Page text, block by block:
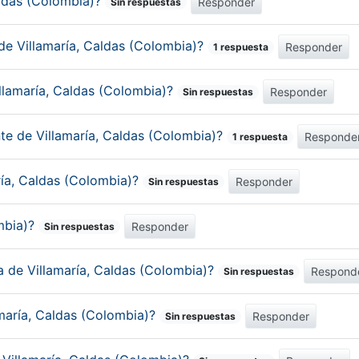
Villamaría, Caldas (Colombia)? 1 respuesta Responder
Caldas (Colombia)? Sin respuestas Responder
de Villamaría, Caldas (Colombia)? 1 respuesta
Caldas (Colombia)? Sin respuestas Responder
Sin respuestas Responder
Villamaría, Caldas (Colombia)? Sin respuestas
Caldas (Colombia)? Sin respuestas Responder